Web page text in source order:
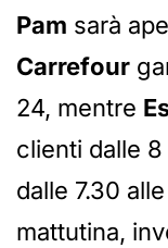
Pam sarà
Carrefour
24, mentre
clienti dalle 8
dalle 7.30
mattutina,